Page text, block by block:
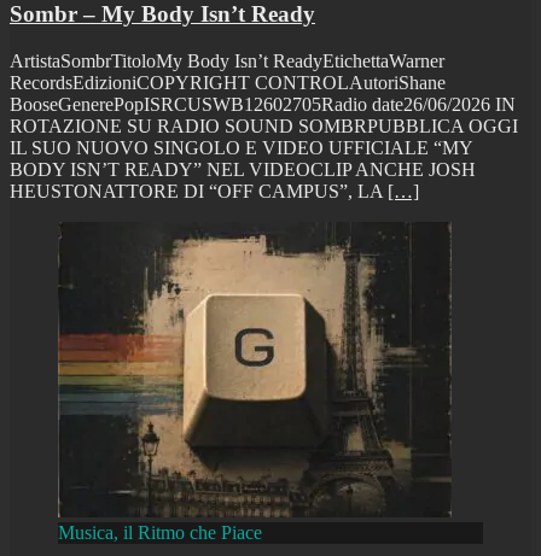
Sombr – My Body Isn’t Ready
ArtistaSombrTitoloMy Body Isn’t ReadyEtichettaWarner
RecordsEdizioniCOPYRIGHT CONTROLAutoriShane
BooseGenerePopISRCUSWB12602705Radio date26/06/2026 IN
ROTAZIONE SU RADIO SOUND SOMBRPUBBLICA OGGI
IL SUO NUOVO SINGOLO E VIDEO UFFICIALE “MY
BODY ISN’T READY” NEL VIDEOCLIP ANCHE JOSH
HEUSTONATTORE DI “OFF CAMPUS”, LA […]
Musica, il Ritmo che Piace